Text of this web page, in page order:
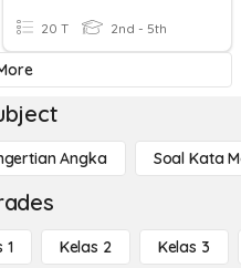
20 T 2nd - 5th
Angka Soal Kata
1 Kelas 2 Kelas 3